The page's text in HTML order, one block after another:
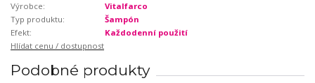
Výrobce:
Vitalfarco
Typ produktu:
Šampón
Efekt:
Každodenní použití
Hlídat cenu / dostupnost
Podobné produkty